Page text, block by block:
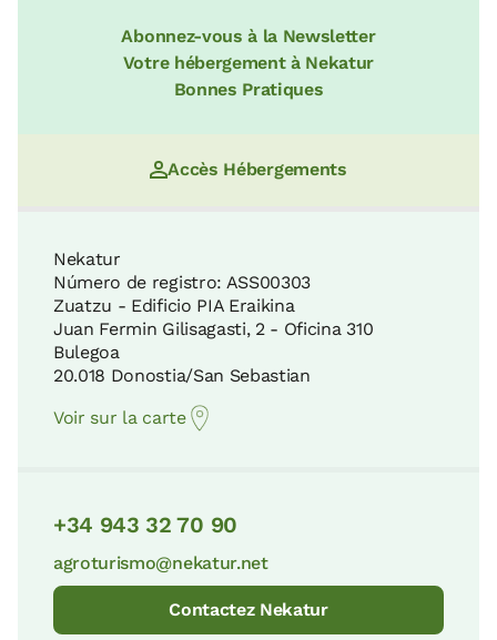
Abonnez-vous à la Newsletter
Votre hébergement à Nekatur
Bonnes Pratiques
Accès Hébergements
Nekatur
Número de registro: ASS00303
Zuatzu - Edificio PIA Eraikina
Juan Fermin Gilisagasti, 2 - Oficina 310
Bulegoa
20.018 Donostia/San Sebastian
Voir sur la carte
+34 943 32 70 90
agroturismo@nekatur.net
Contactez Nekatur